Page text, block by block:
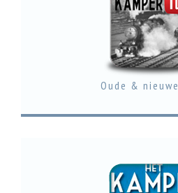
Oude & nieuwe